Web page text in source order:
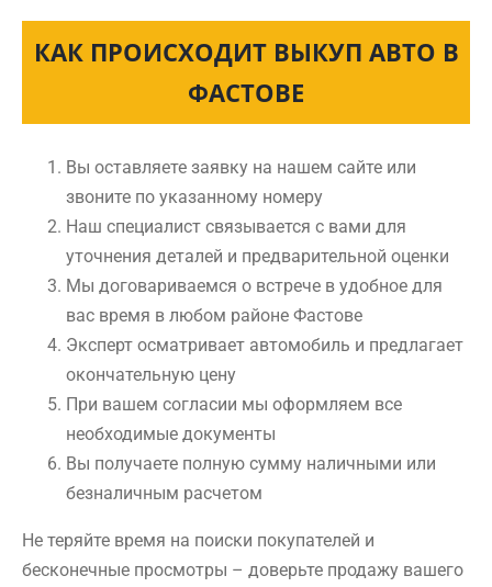
КАК ПРОИСХОДИТ ВЫКУП АВТО В
ФАСТОВЕ
Вы оставляете заявку на нашем сайте или
звоните по указанному номеру
Наш специалист связывается с вами для
уточнения деталей и предварительной оценки
Мы договариваемся о встрече в удобное для
вас время в любом районе Фастове
Эксперт осматривает автомобиль и предлагает
окончательную цену
При вашем согласии мы оформляем все
необходимые документы
Вы получаете полную сумму наличными или
безналичным расчетом
Не теряйте время на поиски покупателей и
бесконечные просмотры – доверьте продажу вашего